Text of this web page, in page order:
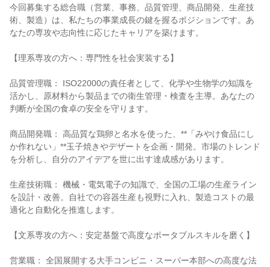
今回募集する総合職（営業、事務、品質管理、商品開発、生産技
術、製造）は、私たちの事業成長の鍵を握るポジションです。あ
なたの専攻や志向性に応じたキャリアを築けます。
【理系専攻の方へ：専門性を社会実装する】
品質管理職： ISO22000の責任者として、化学や生物学の知識を
活かし、原材料から製品までの衛生管理・検査を主導。あなたの
判断が全国の食卓の安全を守ります。
商品開発職： 高品質な鶏卵と名水を使った、**「みやけ食品にし
か作れない」**玉子焼きやデザートを企画・開発。市場のトレンド
を分析し、自分のアイデアを世に出す達成感があります。
生産技術職： 機械・電気電子の知識で、全国の工場の生産ライン
を設計・改善。自社での容器生産も視野に入れ、製造コストの最
適化と自動化を推進します。
【文系専攻の方へ：安定基盤で高度なポータブルスキルを磨く】
営業職： 全国展開する大手コンビニ・スーパー本部への高度な法